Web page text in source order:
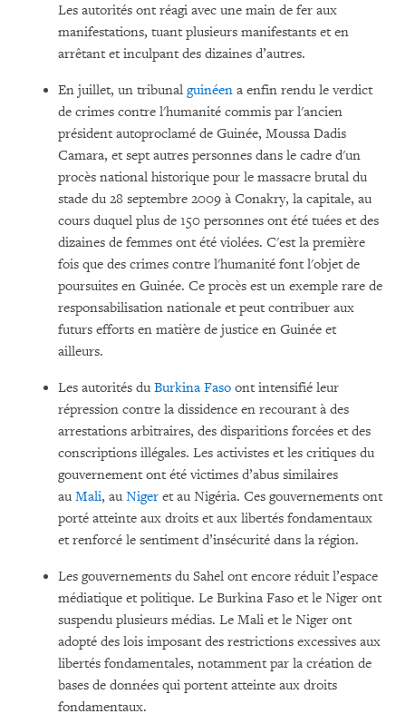
Les autorités ont réagi avec une main de fer aux
manifestations, tuant plusieurs manifestants et en
arrêtant et inculpant des dizaines d’autres.
En juillet, un tribunal guinéen a enfin rendu le verdict
de crimes contre l'humanité commis par l'ancien
président autoproclamé de Guinée, Moussa Dadis
Camara, et sept autres personnes dans le cadre d'un
procès national historique pour le massacre brutal du
stade du 28 septembre 2009 à Conakry, la capitale, au
cours duquel plus de 150 personnes ont été tuées et des
dizaines de femmes ont été violées. C'est la première
fois que des crimes contre l'humanité font l'objet de
poursuites en Guinée. Ce procès est un exemple rare de
responsabilisation nationale et peut contribuer aux
futurs efforts en matière de justice en Guinée et
ailleurs.
Les autorités du Burkina Faso ont intensifié leur
répression contre la dissidence en recourant à des
arrestations arbitraires, des disparitions forcées et des
conscriptions illégales. Les activistes et les critiques du
gouvernement ont été victimes d’abus similaires
au Mali, au Niger et au Nigéria. Ces gouvernements ont
porté atteinte aux droits et aux libertés fondamentaux
et renforcé le sentiment d’insécurité dans la région.
Les gouvernements du Sahel ont encore réduit l’espace
médiatique et politique. Le Burkina Faso et le Niger ont
suspendu plusieurs médias. Le Mali et le Niger ont
adopté des lois imposant des restrictions excessives aux
libertés fondamentales, notamment par la création de
bases de données qui portent atteinte aux droits
fondamentaux.